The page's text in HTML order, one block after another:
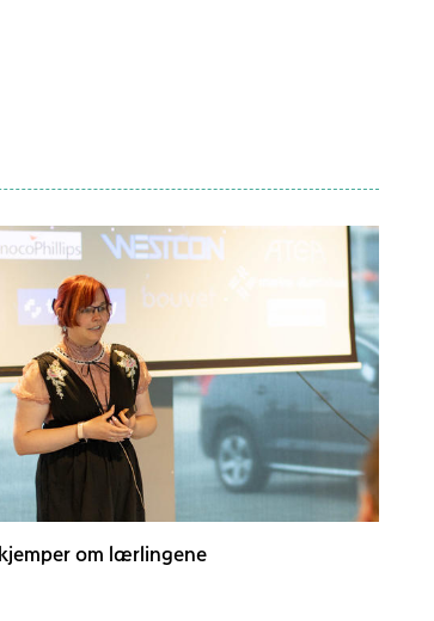
om lærlingene